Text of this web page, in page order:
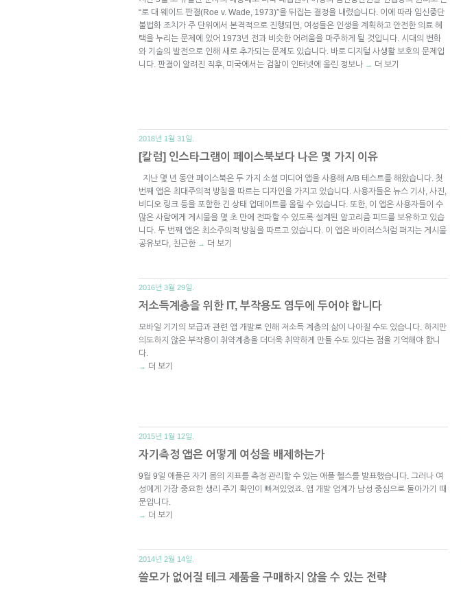
“로 대 웨이드 판결(Roe v. Wade, 1973)”을 뒤집는 결정을 내렸습니다. 이에 따라 임신중단
불법화 조치가 주 단위에서 본격적으로 진행되면, 여성들은 인생을 계획하고 안전한 의료 혜
택을 누리는 문제에 있어 1973년 전과 비슷한 어려움을 마주하게 될 것입니다. 시대의 변화
와 기술의 발전으로 인해 새로 추가되는 문제도 있습니다. 바로 디지털 사생활 보호의 문제입
니다. 판결이 알려진 직후, 미국에서는 검찰이 인터넷에 올린 정보나 → 더 보기
2018년 1월 31일.
[칼럼] 인스타그램이 페이스북보다 나은 몇 가지 이유
지난 몇 년 동안 페이스북은 두 가지 소셜 미디어 앱을 사용해 A/B 테스트를 해왔습니다. 첫
번째 앱은 최대주의적 방침을 따르는 디자인을 가지고 있습니다. 사용자들은 뉴스 기사, 사진,
비디오 링크 등을 포함한 긴 상태 업데이트를 올릴 수 있습니다. 또한, 이 앱은 사용자들이 수
많은 사람에게 게시물을 몇 초 만에 전파할 수 있도록 설계된 알고리즘 피드를 보유하고 있습
니다. 두 번째 앱은 최소주의적 방침을 따르고 있습니다. 이 앱은 바이러스처럼 퍼지는 게시물
공유보다, 친근한 → 더 보기
2016년 3월 29일.
저소득계층을 위한 IT, 부작용도 염두에 두어야 합니다
모바일 기기의 보급과 관련 앱 개발로 인해 저소득 계층의 삶이 나아질 수도 있습니다. 하지만
의도하지 않은 부작용이 취약계층을 더더욱 취약하게 만들 수도 있다는 점을 기억해야 합니
다.
→ 더 보기
2015년 1월 12일.
자기측정 앱은 어떻게 여성을 배제하는가
9월 9일 애플은 자기 몸의 지표를 측정 관리할 수 있는 애플 헬스를 발표했습니다. 그러나 여
성에게 가장 중요한 생리 주기 확인이 빠져있었죠. 앱 개발 업계가 남성 중심으로 돌아가기 때
문입니다.
→ 더 보기
2014년 2월 14일.
쓸모가 없어질 테크 제품을 구매하지 않을 수 있는 전략